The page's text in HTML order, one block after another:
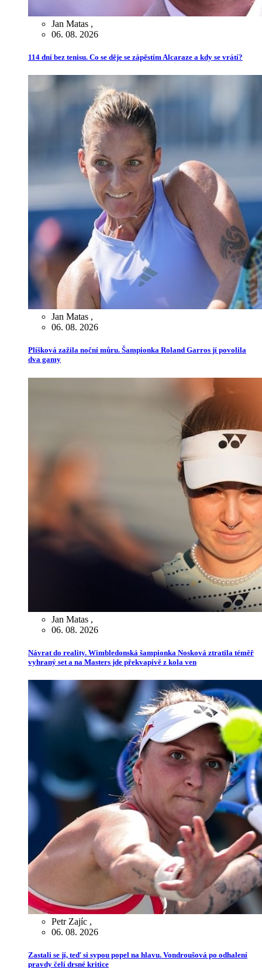
Jan Matas ,
06. 08. 2026
114 dní bez tenisu. Co se děje se zápěstím Alcaraze a kdy se vrátí?
Jan Matas ,
06. 08. 2026
Plíšková zažila noční můru. Šampionka Roland Garros jí povolila
dva gamy
Jan Matas ,
06. 08. 2026
Návrat do reality. Wimbledonská šampionka Nosková ztratila téměř
vyhraný set a na Masters jde překvapivě z kola ven
Petr Zajíc ,
06. 08. 2026
Zastali se jí, teď si sypou popel na hlavu. Vondroušová po odhalení
pravdy čelí drsné kritice